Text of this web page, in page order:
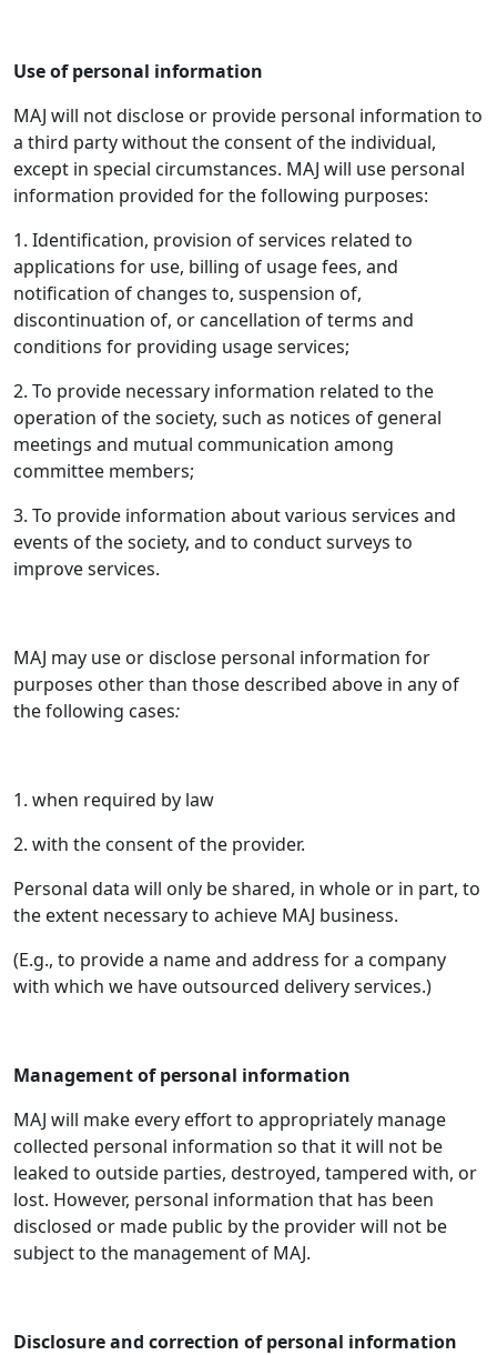
Use of personal information
MAJ will not disclose or provide personal information to
a third party without the consent of the individual,
except in special circumstances. MAJ will use personal
information provided for the following purposes:
1. Identification, provision of services related to
applications for use, billing of usage fees, and
notification of changes to, suspension of,
discontinuation of, or cancellation of terms and
conditions for providing usage services;
2. To provide necessary information related to the
operation of the society, such as notices of general
meetings and mutual communication among
committee members;
3. To provide information about various services and
events of the society, and to conduct surveys to
improve services.
MAJ may use or disclose personal information for
purposes other than those described above in any of
the following cases:
1. when required by law
2. with the consent of the provider.
Personal data will only be shared, in whole or in part, to
the extent necessary to achieve MAJ business.
(E.g., to provide a name and address for a company
with which we have outsourced delivery services.)
Management of personal information
MAJ will make every effort to appropriately manage
collected personal information so that it will not be
leaked to outside parties, destroyed, tampered with, or
lost. However, personal information that has been
disclosed or made public by the provider will not be
subject to the management of MAJ.
Disclosure and correction of personal information